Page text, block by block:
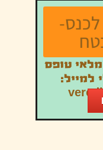
טופס
למייל: